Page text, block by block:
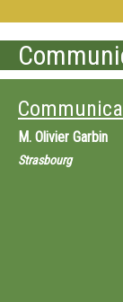
M. Olivier Garbin
Strasbourg